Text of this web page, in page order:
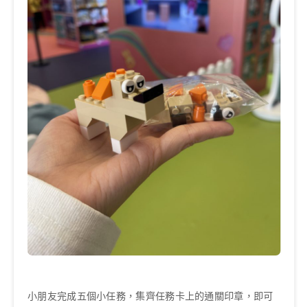
小朋友完成五個小任務，集齊任務卡上的通關印章，即可